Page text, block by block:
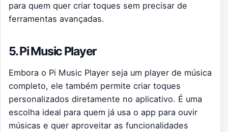
para quem quer criar toques sem precisar de
ferramentas avançadas.
5. Pi Music Player
Embora o Pi Music Player seja um player de música
completo, ele também permite criar toques
personalizados diretamente no aplicativo. É uma
escolha ideal para quem já usa o app para ouvir
músicas e quer aproveitar as funcionalidades